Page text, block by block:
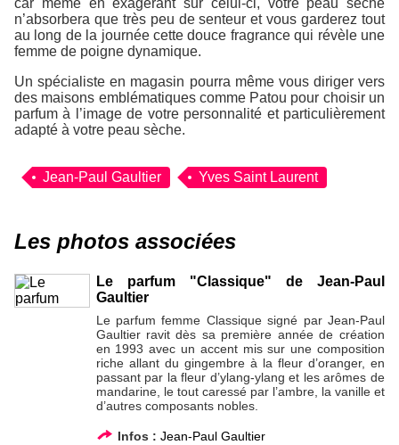
car même en exagérant sur celui-ci, votre peau sèche
n’absorbera que très peu de senteur et vous garderez tout
au long de la journée cette douce fragrance qui révèle une
femme de poigne dynamique.
Un spécialiste en magasin pourra même vous diriger vers
des maisons emblématiques comme Patou pour choisir un
parfum à l’image de votre personnalité et particulièrement
adapté à votre peau sèche.
Jean-Paul Gaultier Yves Saint Laurent
Les photos associées
Le parfum "Classique" de Jean-Paul
Gaultier
Le parfum femme Classique signé par Jean-Paul
Gaultier ravit dès sa première année de création
en 1993 avec un accent mis sur une composition
riche allant du gingembre à la fleur d’oranger, en
passant par la fleur d’ylang-ylang et les arômes de
mandarine, le tout caressé par l’ambre, la vanille et
d’autres composants nobles.
Infos : Jean-Paul Gaultier